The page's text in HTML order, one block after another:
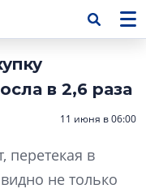
в 2,6 раза
11 июня в 06:00
перетекая в
не только